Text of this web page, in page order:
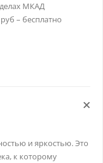
МКАД
– бесплатно
и яркостью. Это
к которому